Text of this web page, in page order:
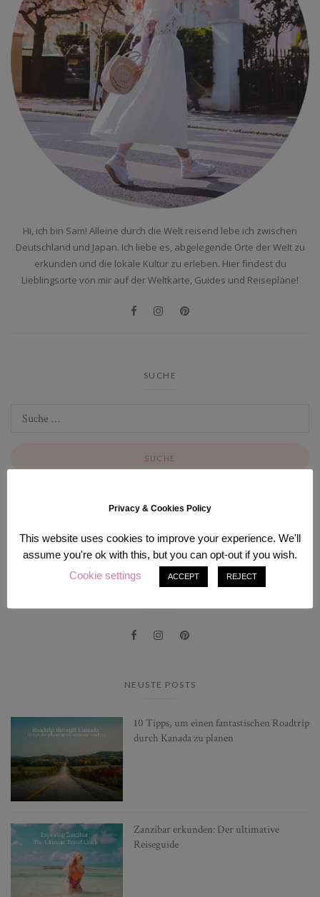
Hi, ich bin Sam! Alleine durch die Welt reisend lebe ich zwischen
Deutschland und Japan. Ich liebe es, abgelegende Orte der Welt zu
erkunden und die lokale Kultur zu erleben. Hier findest du
Lieblingsorte von mir auf der Weltkarte, Guides und Reisepläne!
SUCHE
INSTAGRAM
[instagram-feed num=9 cols=3].
NEUSTE POSTS
10 Tipps, um einen fantastischen Roadtrip
durch Kanada zu planen
Zanzibar erkunden: Der ultimative
Reiseguide
Privacy & Cookies Policy
This website uses cookies to improve your experience. We'll
assume you're ok with this, but you can opt-out if you wish.
Cookie settings
ACCEPT REJECT